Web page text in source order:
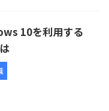
10を利用する